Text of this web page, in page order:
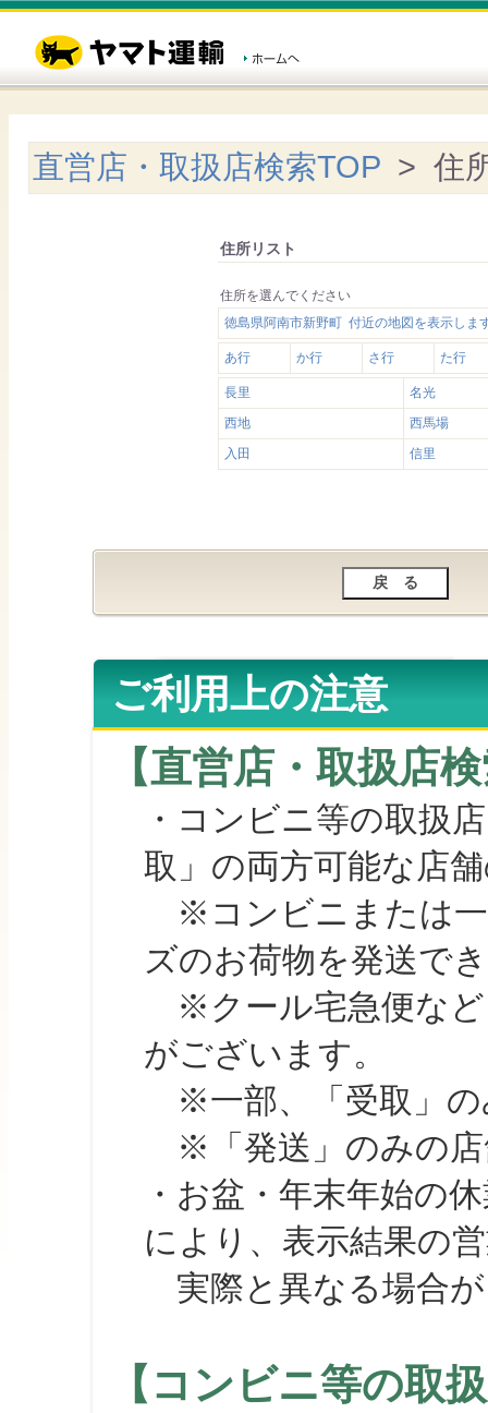
直営店・取扱店検索TOP > 住
住所リスト
住所を選んでください
徳島県阿南市新野町 付近の地図を表示しま
あ行 か行 さ行 た行
長里
名光
西地
西馬場
入田
信里
ご利用上の注意
【直営店・取扱店
・コンビニ等の取扱
取」の両方可能な店
※コンビニまたは一
ズのお荷物を発送で
※クール宅急便など
がございます。
※一部、「受取」の
※「発送」のみの店
・お盆・年末年始の
により、表示結果の
実際と異なる場合が
【コンビニ等の取